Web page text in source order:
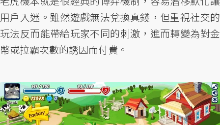
用戶入迷。雖然遊戲無法兌換真錢，但重視社交的
玩法反而能帶給玩家不同的刺激，進而轉變為對金
幣或拉霸次數的誘因而付費。